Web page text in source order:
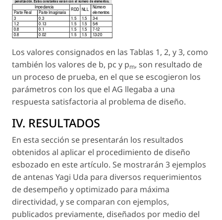
Los valores consignados en las Tablas 1, 2, y 3, como
también los valores de b, pc y pm, son resultado de
un proceso de prueba, en el que se escogieron los
parámetros con los que el AG llegaba a una
respuesta satisfactoria al problema de diseño.
IV. RESULTADOS
En esta sección se presentarán los resultados
obtenidos al aplicar el procedimiento de diseño
esbozado en este artículo. Se mostrarán 3 ejemplos
de antenas Yagi Uda para diversos requerimientos
de desempeño y optimizado para máxima
directividad, y se comparan con ejemplos,
publicados previamente, diseñados por medio del